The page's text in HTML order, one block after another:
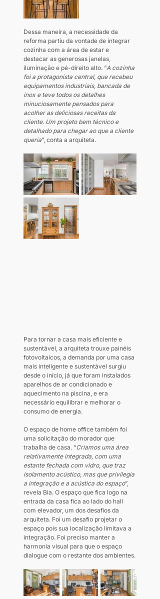
Dessa maneira, a necessidade da
reforma partiu da vontade de integrar
cozinha com a área de estar e
destacar as generosas janelas,
iluminação e pé-direito alto. “A cozinha
foi a protagonista central, que recebeu
equipamentos industriais, bancada de
inox e teve todos os detalhes
minuciosamente pensados para
acolher as deliciosas receitas da
cliente. Um projeto bem técnico e
detalhado para chegar ao que a cliente
queria”, conta a arquiteta.
Para tornar a casa mais eficiente e
sustentável, a arquiteta trouxe painéis
fotovoltaicos, a demanda por uma casa
mais inteligente e sustentável surgiu
desde o início, já que foram instalados
aparelhos de ar condicionado e
aquecimento na piscina, e era
necessário equilibrar e melhorar o
consumo de energia.
O espaço de home office também foi
uma solicitação do morador que
trabalha de casa. “Criamos uma área
relativamente integrada, com uma
estante fechada com vidro, que traz
isolamento acústico, mas que privilegia
a integração e a acústica do espaço”,
revela Bia. O espaço que fica logo na
entrada da casa fica ao lado do hall
com elevador, um dos desafios da
arquiteta. Foi um desafio projetar o
espaço pois sua localização limitava a
integração. Foi preciso manter a
harmonia visual para que o espaço
dialogue com o restante dos ambientes.